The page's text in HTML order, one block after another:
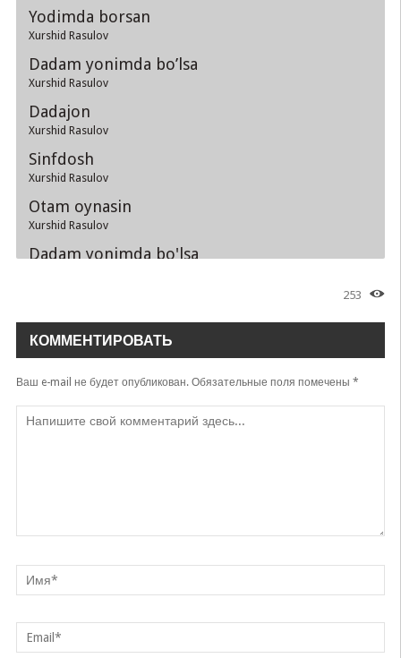
Yodimda borsan
Xurshid Rasulov
Dadam yonimda bo’lsa
Xurshid Rasulov
Dadajon
Xurshid Rasulov
Sinfdosh
Xurshid Rasulov
Otam oynasin
Xurshid Rasulov
Dadam yonimda bo'lsa
Xurshid Rasulov
Shu vatandan o'zga vatan yo'q
Xurshid Rasulov
Xotindan cho'chib
253
КОММЕНТИРОВАТЬ
Ваш e-mail не будет опубликован.Обязательные поля помечены *